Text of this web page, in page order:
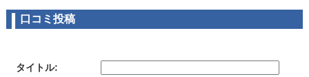
口コミ投稿
タイトル: